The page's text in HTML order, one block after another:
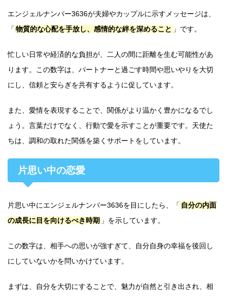
エンジェルナンバー3636が夫婦やカップルに示すメッセージは、
「 物質的な心配を手放し、感情的な絆を深めること 」です。
忙しい日常や経済的な負担が、二人の間に距離を生む可能性があ
ります。この数字は、パートナーと過ごす時間や思いやりを大切
にし、信頼と安らぎを共有するように促しています。
また、愛情を表現することで、関係がより温かく豊かになるでし
ょう。言葉だけでなく、行動で愛を示すことが重要です。天使た
ちは、調和の取れた関係を築くサポートをしています。
片思い中の恋愛
片思い中にエンジェルナンバー3636を目にしたら、「 自分の内面
の成長に目を向けるべき時期 」を示しています。
この数字は、相手への思いが強すぎて、自分自身の幸福を後回し
にしていないかを問いかけています。
まずは、自分を大切にすることで、魅力が自然と引き出され、相